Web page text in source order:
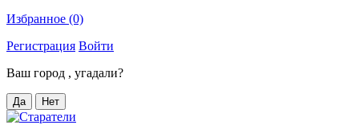
Избранное (0)
Регистрация Войти
Ваш город , угадали?
Да Нет